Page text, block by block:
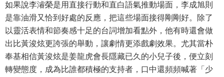
如果說李濬榮是用直接行動和直白語氣推動場面，李成旭則
是靠油滑又恰到好處的反應，把這些場面接得剛剛好。除了
以靈活表情和節奏感十足的台詞增加看點外，他有時還會做
出比黃浚炫更誇張的舉動，讓劇情更添戲劇效果。尤其當朴
奉基相信黃浚炫是姜龍虎會長隱藏已久的小兒子後，便立刻
轉變態度，成為比誰都積極的支持者，口中還頻頻喊著「少